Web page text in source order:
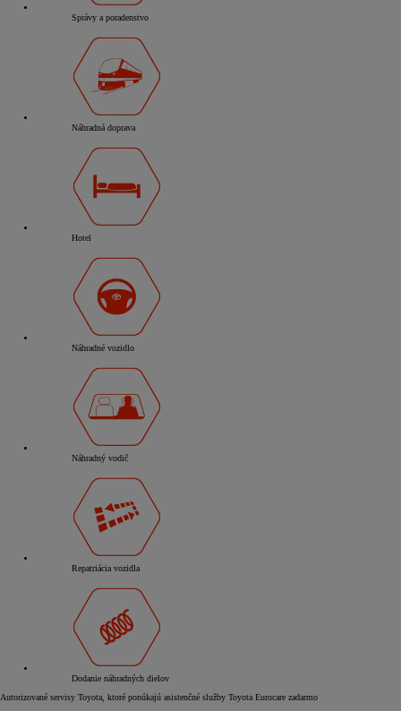
Správy a poradenstvo
Náhradná doprava
Hotel
Náhradné vozidlo
Náhradný vodič
Repatriácia vozidla
Dodanie náhradných dielov
Autorizované servisy Toyota, ktoré ponúkajú asistenčné služby Toyota Eurocare zadarmo